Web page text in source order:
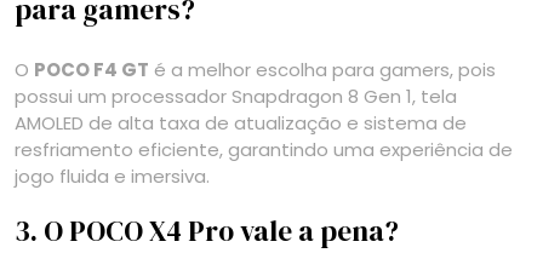
para gamers?
O POCO F4 GT é a melhor escolha para gamers, pois
possui um processador Snapdragon 8 Gen 1, tela
AMOLED de alta taxa de atualização e sistema de
resfriamento eficiente, garantindo uma experiência de
jogo fluida e imersiva.
3. O POCO X4 Pro vale a pena?